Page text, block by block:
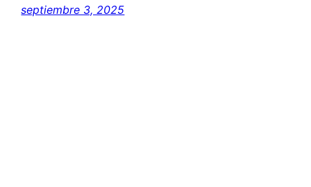
septiembre 3, 2025